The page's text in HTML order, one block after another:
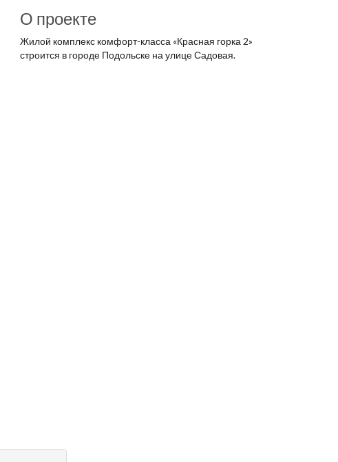
О проекте
Жилой комплекс комфорт-класса «Красная горка 2»
строится в городе Подольске на улице Садовая.